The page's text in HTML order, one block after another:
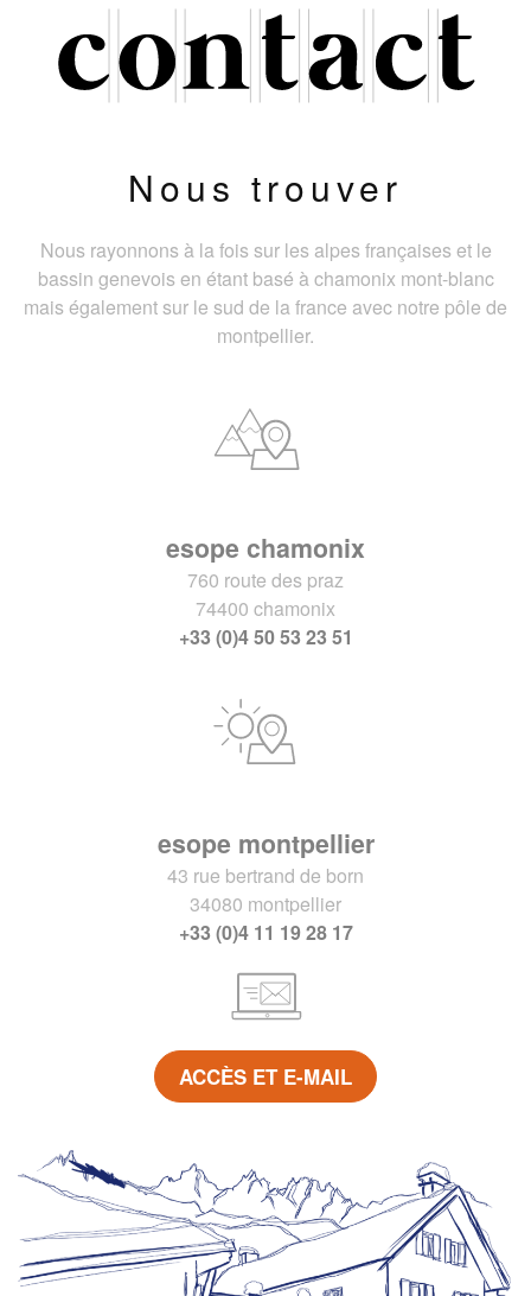
Nous trouver
Nous rayonnons à la fois sur les alpes françaises et le
bassin genevois en étant basé à chamonix mont-blanc
mais également sur le sud de la france avec notre pôle de
montpellier.
esope chamonix
760 route des praz
74400 chamonix
+33 (0)4 50 53 23 51
esope montpellier
43 rue bertrand de born
34080 montpellier
+33 (0)4 11 19 28 17
ACCÈS ET E-MAIL